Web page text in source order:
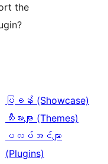
the
ပြခန်း (Showcase)
သီးမားများ (Themes)
ပလပ်အင်များ
(Plugins)